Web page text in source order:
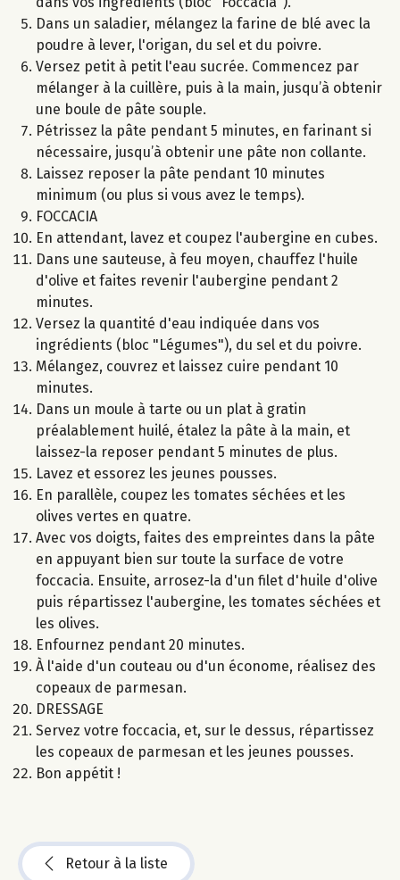
Dans un saladier, mélangez la farine de blé avec la
poudre à lever, l'origan, du sel et du poivre.
Versez petit à petit l'eau sucrée. Commencez par
mélanger à la cuillère, puis à la main, jusqu’à obtenir
une boule de pâte souple.
Pétrissez la pâte pendant 5 minutes, en farinant si
nécessaire, jusqu’à obtenir une pâte non collante.
Laissez reposer la pâte pendant 10 minutes
minimum (ou plus si vous avez le temps).
FOCCACIA
En attendant, lavez et coupez l'aubergine en cubes.
Dans une sauteuse, à feu moyen, chauffez l'huile
d'olive et faites revenir l'aubergine pendant 2
minutes.
Versez la quantité d'eau indiquée dans vos
ingrédients (bloc "Légumes"), du sel et du poivre.
Mélangez, couvrez et laissez cuire pendant 10
minutes.
Dans un moule à tarte ou un plat à gratin
préalablement huilé, étalez la pâte à la main, et
laissez-la reposer pendant 5 minutes de plus.
Lavez et essorez les jeunes pousses.
En parallèle, coupez les tomates séchées et les
olives vertes en quatre.
Avec vos doigts, faites des empreintes dans la pâte
en appuyant bien sur toute la surface de votre
foccacia. Ensuite, arrosez-la d'un filet d'huile d'olive
puis répartissez l'aubergine, les tomates séchées et
les olives.
Enfournez pendant 20 minutes.
À l'aide d'un couteau ou d'un économe, réalisez des
copeaux de parmesan.
DRESSAGE
Servez votre foccacia, et, sur le dessus, répartissez
les copeaux de parmesan et les jeunes pousses.
Bon appétit !
Retour à la liste